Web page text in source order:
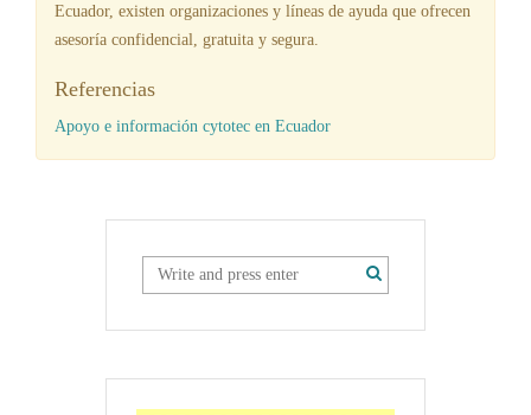
Ecuador, existen organizaciones y líneas de ayuda que ofrecen
asesoría confidencial, gratuita y segura.
Referencias
Apoyo e información cytotec en Ecuador